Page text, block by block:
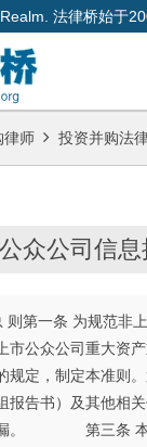
法律桥始于
律师 投资并购法
众公司信
则第一条 为规范非
市公众公司重大资
规定，制定本准则
报告书）及其他相
。 第三条 本准